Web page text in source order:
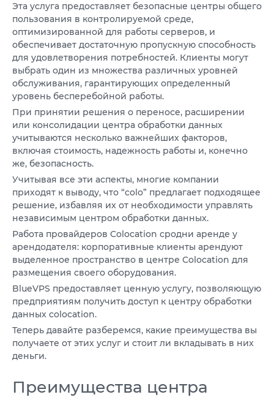
VPS ОАЭ
VPS ФРАНЦИЯ
VPS БОЛГАРИЯ
VPS КАНАДА
VPS ПОЛЬША
Эта услуга предоставляет безопасные центры общего
пользования в контролируемой среде,
оптимизированной для работы серверов, и
обеспечивает достаточную пропускную способность
для удовлетворения потребностей. Клиенты могут
выбрать один из множества различных уровней
обслуживания, гарантирующих определенный
уровень бесперебойной работы.
При принятии решения о переносе, расширении
или консолидации центра обработки данных
учитываются несколько важнейших факторов,
включая стоимость, надежность работы и, конечно
же, безопасность.
Учитывая все эти аспекты, многие компании
приходят к выводу, что “colo” предлагает подходящее
решение, избавляя их от необходимости управлять
независимым центром обработки данных.
Работа провайдеров Colocation сродни аренде у
арендодателя: корпоративные клиенты арендуют
выделенное пространство в центре Colocation для
размещения своего оборудования.
BlueVPS предоставляет ценную услугу, позволяющую
предприятиям получить доступ к центру обработки
данных colocation.
Теперь давайте разберемся, какие преимущества вы
получаете от этих услуг и стоит ли вкладывать в них
деньги.
Преимущества центра